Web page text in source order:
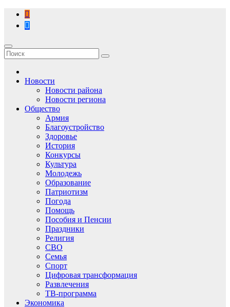
Перейти
содержимому
Новости
Новости района
Новости региона
Общество
Армия
Благоустройство
Здоровье
История
Конкурсы
Культура
Молодежь
Образование
Патриотизм
Погода
Помощь
Пособия и Пенсии
Праздники
Религия
СВО
Семья
Спорт
Цифровая трансформация
Развлечения
ТВ-программа
Экономика